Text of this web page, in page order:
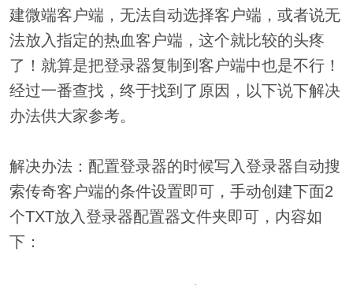
建微端客户端，无法自动选择客户端，或者说无
法放入指定的热血客户端，这个就比较的头疼
了！就算是把登录器复制到客户端中也是不行！
经过一番查找，终于找到了原因，以下说下解决
办法供大家参考。
解决办法：配置登录器的时候写入登录器自动搜
索传奇客户端的条件设置即可，手动创建下面2
个TXT放入登录器配置器文件夹即可，内容如
下：